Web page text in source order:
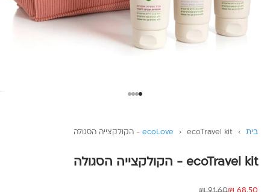
בית ›
ecoLove › ecoTravel kit - הקולקצייה הסגולה
ecoTravel kit - הקולקצייה הסגולה
מחיר מבצעמחיר רגיל